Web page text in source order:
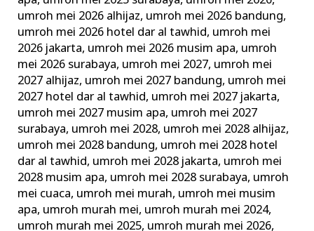
umroh mei 2026 alhijaz, umroh mei 2026 bandung,
umroh mei 2026 hotel dar al tawhid, umroh mei
2026 jakarta, umroh mei 2026 musim apa, umroh
mei 2026 surabaya, umroh mei 2027, umroh mei
2027 alhijaz, umroh mei 2027 bandung, umroh mei
2027 hotel dar al tawhid, umroh mei 2027 jakarta,
umroh mei 2027 musim apa, umroh mei 2027
surabaya, umroh mei 2028, umroh mei 2028 alhijaz,
umroh mei 2028 bandung, umroh mei 2028 hotel
dar al tawhid, umroh mei 2028 jakarta, umroh mei
2028 musim apa, umroh mei 2028 surabaya, umroh
mei cuaca, umroh mei murah, umroh mei musim
apa, umroh murah mei, umroh murah mei 2024,
umroh murah mei 2025, umroh murah mei 2026,